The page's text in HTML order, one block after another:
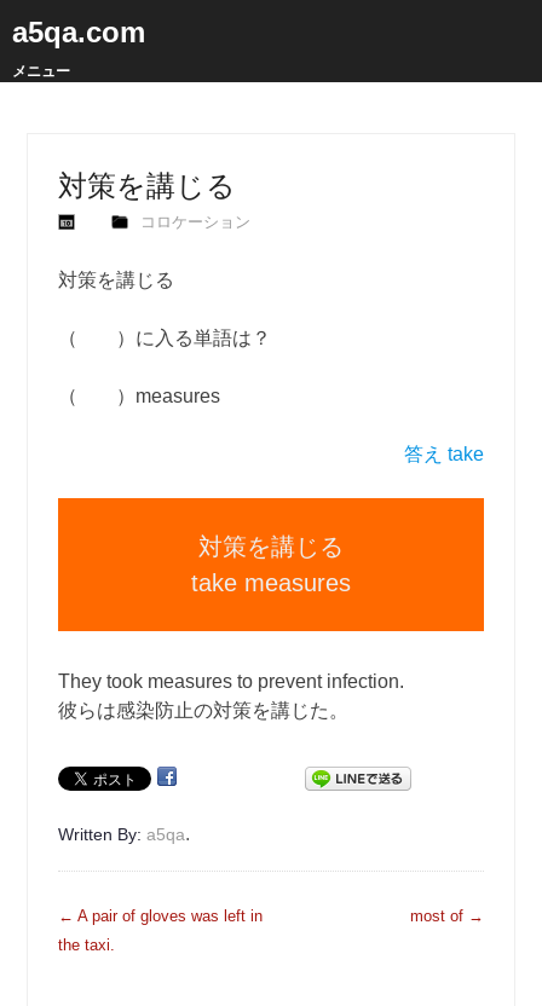
a5qa.com
メニュー
対策を講じる
コロケーション
対策を講じる
（ ）に入る単語は？
（ ）measures
答え take
対策を講じる
take measures
They took measures to prevent infection.
彼らは感染防止の対策を講じた。
Written By:a5qa.
投
稿
← A pair of gloves was left in
the taxi.
most of →